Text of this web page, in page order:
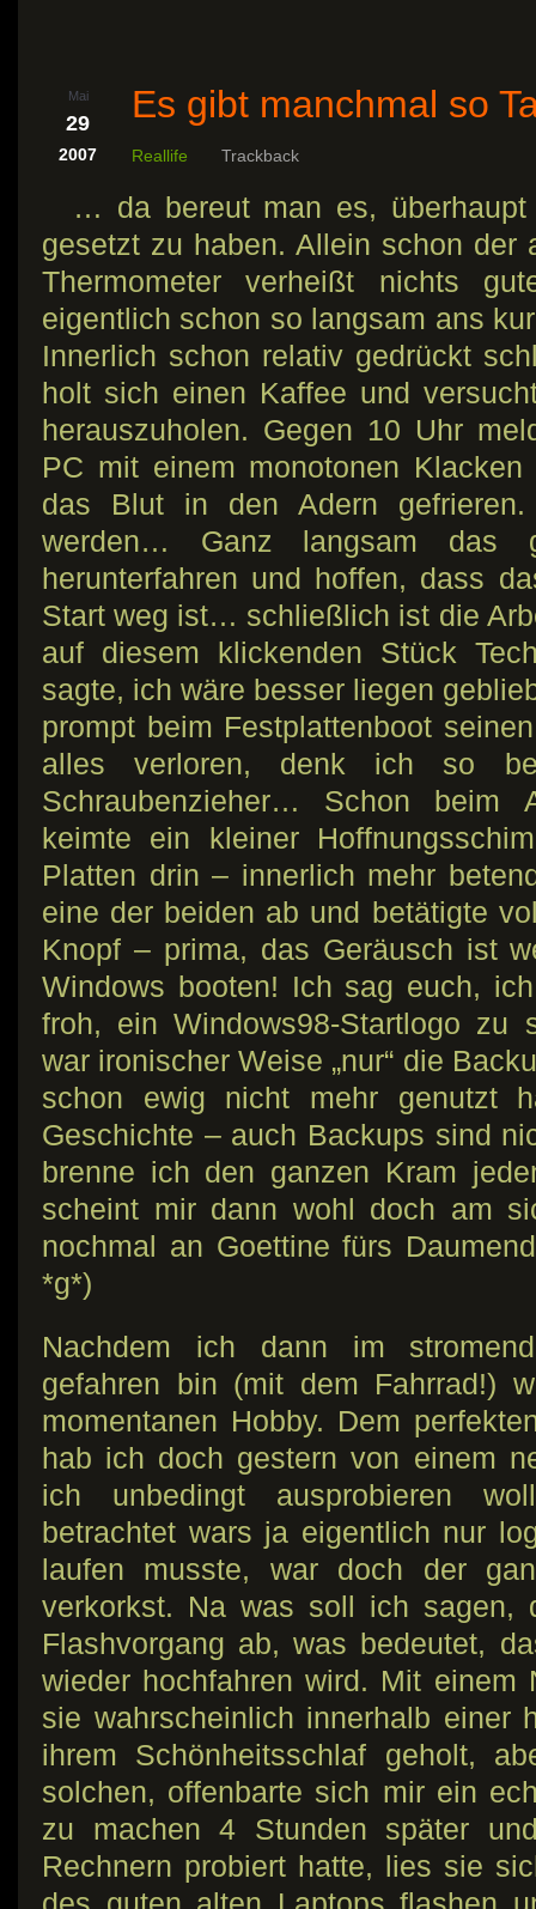
Mai
29
2007
Es gibt manchmal so
Reallife Trackback
… da bereut man es,
gesetzt zu haben. Allein schon der
Thermometer verheißt nichts
eigentlich schon so langsam ans
Innerlich schon relativ gedrückt
holt sich einen Kaffee und
herauszuholen. Gegen 10 Uhr
PC mit einem monotonen
das Blut in den Adern
werden… Ganz langsam das
herunterfahren und hoffen, dass
Start weg ist… schließlich ist die
auf diesem klickenden Stück
sagte, ich wäre besser liegen
prompt beim Festplattenboot
alles verloren, denk ich so
Schraubenzieher… Schon beim
keimte ein kleiner
Platten drin – innerlich mehr
eine der beiden ab und betätigte
Knopf – prima, das Geräusch ist
Windows booten! Ich sag euch,
froh, ein Windows98-Startlogo zu
war ironischer Weise „nur“ die
schon ewig nicht mehr genutzt
Geschichte – auch Backups sind
brenne ich den ganzen Kram
scheint mir dann wohl doch am
nochmal an Goettine fürs
*g*)
Nachdem ich dann im
gefahren bin (mit dem Fahrrad!)
momentanen Hobby. Dem
hab ich doch gestern von einem
ich unbedingt ausprobieren
betrachtet wars ja eigentlich nur
laufen musste, war doch der
verkorkst. Na was soll ich sagen,
Flashvorgang ab, was bedeutet,
wieder hochfahren wird. Mit einem
sie wahrscheinlich innerhalb einer
ihrem Schönheitsschlaf geholt,
solchen, offenbarte sich mir ein
zu machen 4 Stunden später
Rechnern probiert hatte, lies sie